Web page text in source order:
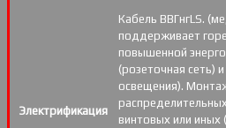
Электрификация
Кабель ВВГнгLS.
поддерживает
повышенной
(розеточная сеть)
освещения).
винтовых или иных